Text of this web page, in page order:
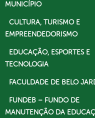
MUNICÍPIO
CULTURA, TURISMO E
EMPREENDEDORISMO
EDUCAÇÃO, ESPORTES E
TECNOLOGIA
FACULDADE DE BELO
FUNDEB – FUNDO DE
MANUTENÇÃO DA